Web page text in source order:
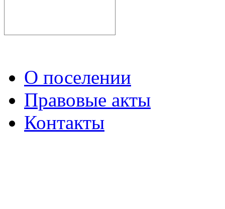
О поселении
Правовые акты
Контакты